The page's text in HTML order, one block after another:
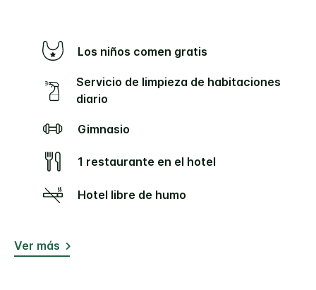
Los niños comen gratis
Servicio de limpieza de habitaciones
diario
Gimnasio
1 restaurante en el hotel
Hotel libre de humo
Ver más